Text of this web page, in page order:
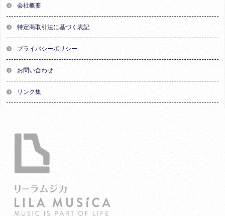
会社概要
特定商取引法に基づく表記
プライバシーポリシー
お問い合わせ
リンク集